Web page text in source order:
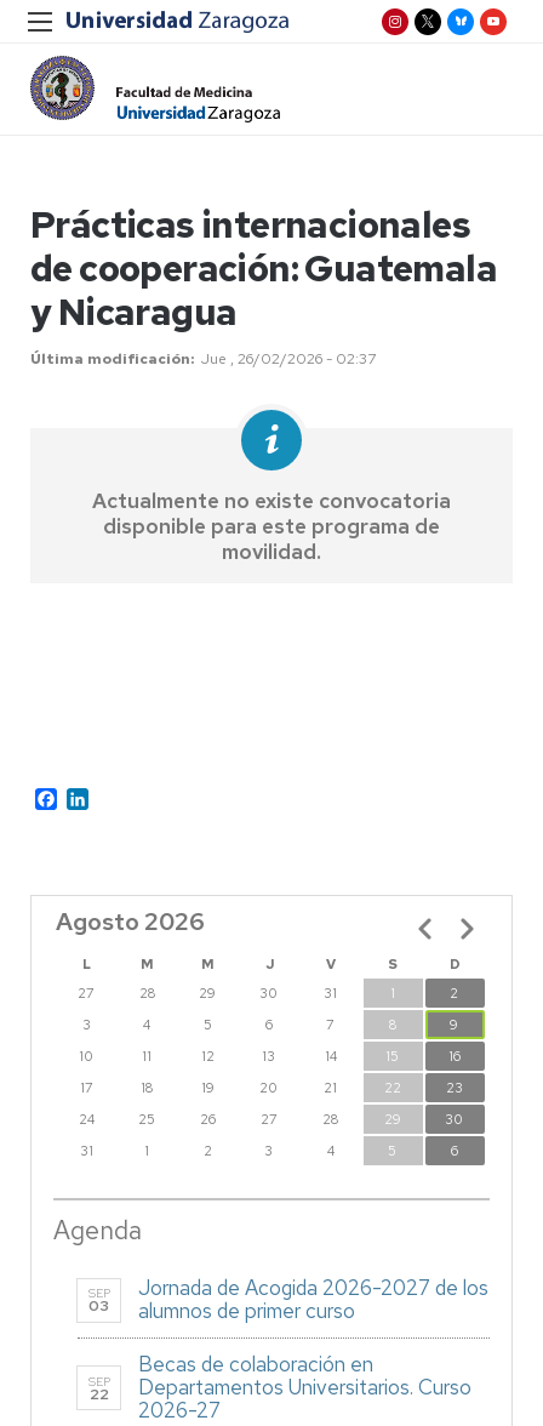
Prácticas internacionales
de cooperación: Guatemala
y Nicaragua
Última modificación Jue , 26/02/2026 - 02:37
Actualmente no existe convocatoria
disponible para este programa de
movilidad.
Facebook
Agosto 2026
L M M J V S
D
27
28 29 30 31 1
2
3
4 5 6 7 8
9
10
11 12 13 14 15
16
17
18 19 20 21 22
23
24
25 26 27 28 29
30
31
1 2 3 4 5 6
Paginación
Agenda
SEP
03
Jornada de Acogida 2026-2027 de los
alumnos de primer curso
SEP
22
Becas de colaboración en
Departamentos Universitarios. Curso
2026-27